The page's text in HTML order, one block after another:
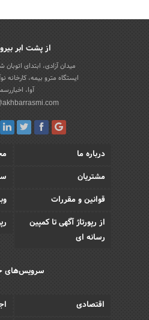
از پشت ابر
میدان آزادی، ابتدای
ایستگاه مترو بیمه، کارخانه
آوا،
درباره ما
مشتریان
قوانین و مقررات
از رپورتاژ آگهی تا کمپین
رسانه ای
سرویس‌های
اقتصادی